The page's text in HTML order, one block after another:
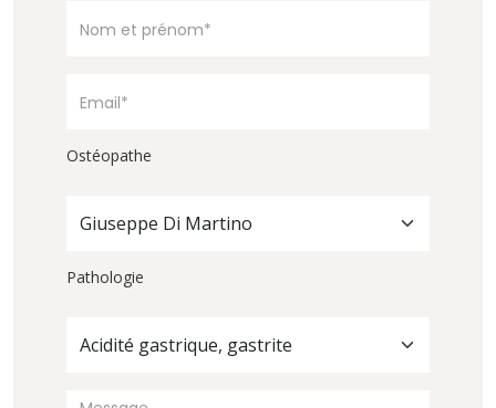
Ostéopathe
Giuseppe Di Martino
Pathologie
Acidité gastrique, gastrite